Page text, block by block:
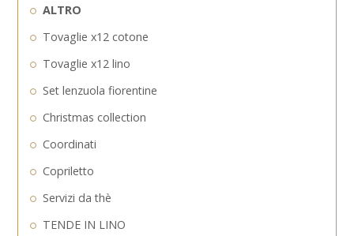
ALTRO
Tovaglie x12 cotone
Tovaglie x12 lino
Set lenzuola fiorentine
Christmas collection
Coordinati
Copriletto
Servizi da thè
TENDE IN LINO